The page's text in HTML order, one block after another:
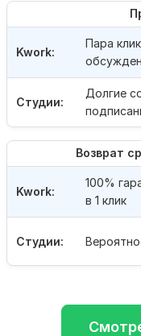
Студии:
Долгие
Kwork:
Пара
Возврат
Студии:
Kwork:
100%
в 1 клик